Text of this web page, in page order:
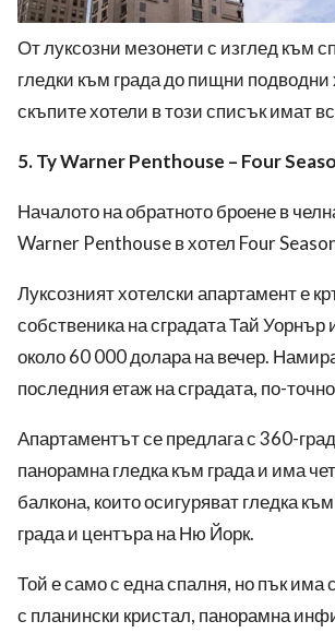
От луксозни мезонети с изглед към
гледки към града до пищни подводни
скъпитехотели в този списък имат
5. Ty Warner Penthouse – Four
Началото на обратното броене в
Warner Penthouse в хотел Four
Луксозният хотелски апартамент е
собственика на сградата Тай Уорнър
около 60 000 долара на вечер.
последния етаж на сградата, по-
Апартаментът се предлага с 360-
панорамна гледка към града и има
балкона, които осигуряват гледка
града и центъра на Ню Йорк.
Той е само с една спалня, но пъкима
с планински кристал, панорамна